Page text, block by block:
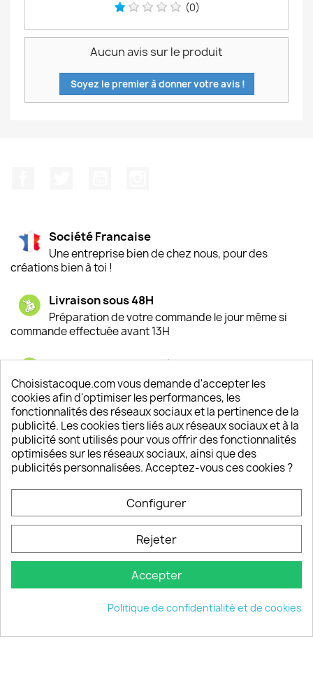
(0)
Aucun avis sur le produit
Soyez le premier à donner votre avis !
Société Francaise
Une entreprise bien de chez nous, pour des
créations bien à toi !
Livraison sous 48H
Préparation de votre commande le jour même si
commande effectuée avant 13H
Satisfaction de nos clients
Depuis 2009, entre 92% et 94% de nos clients
sont satisfaits de nos produits
Un SAV à votre écoute
Notre SAV est disponible 6/7J de 10h à 18H
keyboard_arrow_down
© 2026 - choisistacoque.com
Choisistacoque.com vous demande d'accepter les
cookies afin d'optimiser les performances, les
fonctionnalités des réseaux sociaux et la pertinence de la
publicité. Les cookies tiers liés aux réseaux sociaux et à la
publicité sont utilisés pour vous offrir des fonctionnalités
optimisées sur les réseaux sociaux, ainsi que des
publicités personnalisées. Acceptez-vous ces cookies ?
Configurer
Rejeter
Accepter
Politique de confidentialité et de cookies